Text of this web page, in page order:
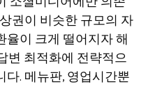
권이 비슷한 규모의 자
이 크게 떨어지자 해
변 최적화에 전략적으
. 메뉴판, 영업시간뿐